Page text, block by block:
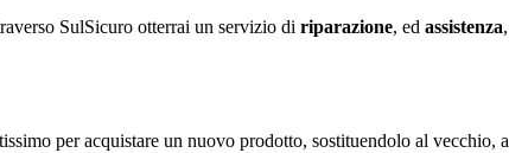
SulSicuro otterrai un servizio di riparazione, ed assistenza
per acquistare un nuovo prodotto, sostituendolo al vecchio,